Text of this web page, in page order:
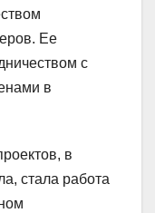
Ее
с
в
в
стала работа